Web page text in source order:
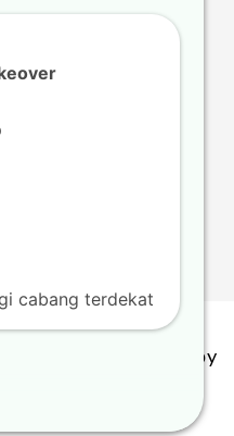
Proudly powered by
cabang terdekat